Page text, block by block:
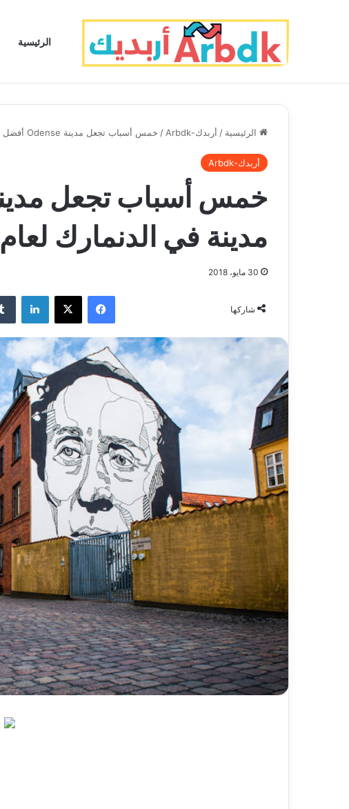
الرئيسية
الرئيسية / أربدك-Arbdk / خمس أسباب تجعل مدينة Odense أفضل مدينة في الدنمارك لعام 2018
أربدك-Arbdk
مدينة في الدنمارك لعام 2018
30 مايو، 2018
شاركها
فيسبوك ‫X لينكدإن